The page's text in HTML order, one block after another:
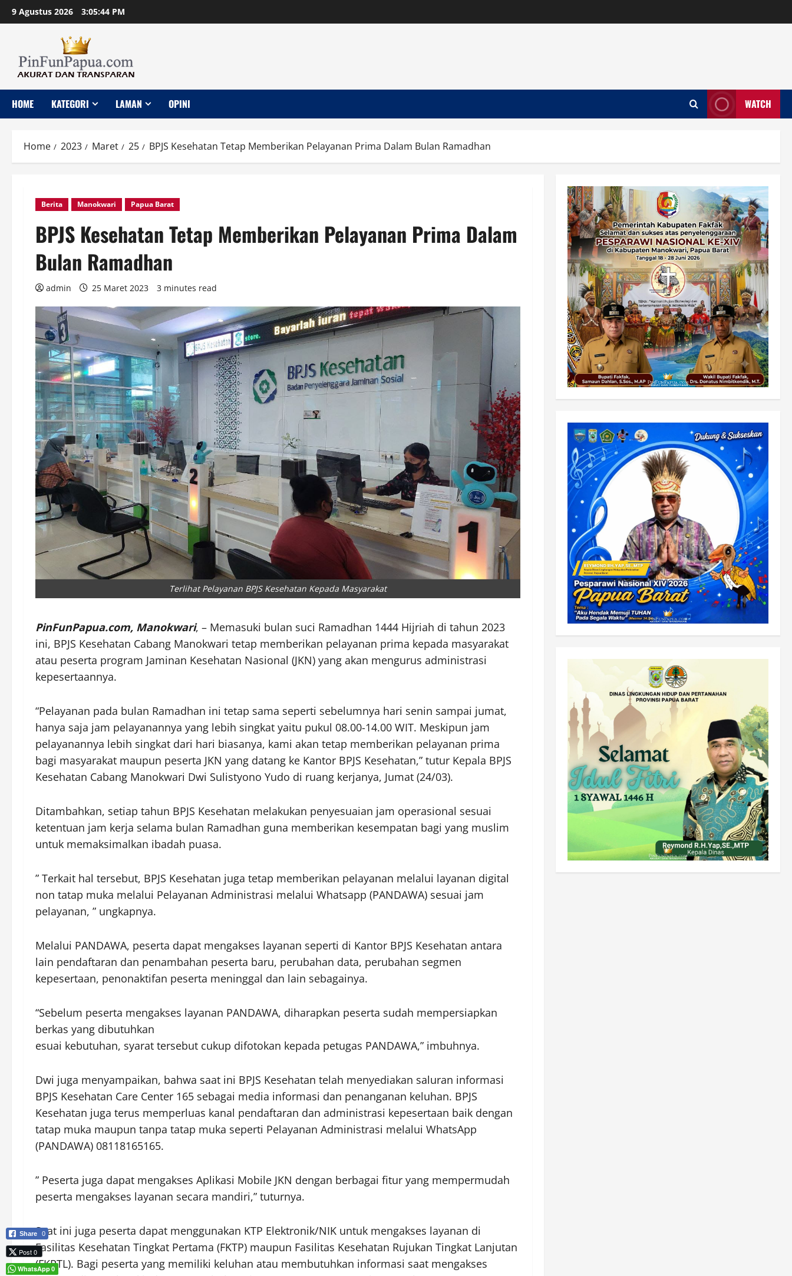
Skip
to
9 Agustus 2026 3:05:46 PM
HOME KATEGORI LAMAN OPINI WATCH
Home 2023 Maret 25 BPJS Kesehatan Tetap Memberikan Pelayanan Prima Dalam Bulan Ramadhan
Berita Manokwari Papua Barat
BPJS Kesehatan Tetap Memberikan Pelayanan Prima Dalam
Bulan Ramadhan
admin 25 Maret 2023 3 minutes read
Terlihat Pelayanan BPJS Kesehatan Kepada Masyarakat
PinFunPapua.com, Manokwari, – Memasuki bulan suci Ramadhan 1444 Hijriah di tahun 2023
ini, BPJS Kesehatan Cabang Manokwari tetap memberikan pelayanan prima kepada masyarakat
atau peserta program Jaminan Kesehatan Nasional (JKN) yang akan mengurus administrasi
kepesertaannya.
“Pelayanan pada bulan Ramadhan ini tetap sama seperti sebelumnya hari senin sampai jumat,
hanya saja jam pelayanannya yang lebih singkat yaitu pukul 08.00-14.00 WIT. Meskipun jam
pelayanannya lebih singkat dari hari biasanya, kami akan tetap memberikan pelayanan prima
bagi masyarakat maupun peserta JKN yang datang ke Kantor BPJS Kesehatan,” tutur Kepala BPJS
Kesehatan Cabang Manokwari Dwi Sulistyono Yudo di ruang kerjanya, Jumat (24/03).
Ditambahkan, setiap tahun BPJS Kesehatan melakukan penyesuaian jam operasional sesuai
ketentuan jam kerja selama bulan Ramadhan guna memberikan kesempatan bagi yang muslim
untuk memaksimalkan ibadah puasa.
” Terkait hal tersebut, BPJS Kesehatan juga tetap memberikan pelayanan melalui layanan digital
non tatap muka melalui Pelayanan Administrasi melalui Whatsapp (PANDAWA) sesuai jam
pelayanan, ” ungkapnya.
Melalui PANDAWA, peserta dapat mengakses layanan seperti di Kantor BPJS Kesehatan antara
lain pendaftaran dan penambahan peserta baru, perubahan data, perubahan segmen
kepesertaan, penonaktifan peserta meninggal dan lain sebagainya.
“Sebelum peserta mengakses layanan PANDAWA, diharapkan peserta sudah mempersiapkan
berkas yang dibutuhkan
esuai kebutuhan, syarat tersebut cukup difotokan kepada petugas PANDAWA,” imbuhnya.
Dwi juga menyampaikan, bahwa saat ini BPJS Kesehatan telah menyediakan saluran informasi
BPJS Kesehatan Care Center 165 sebagai media informasi dan penanganan keluhan. BPJS
Kesehatan juga terus memperluas kanal pendaftaran dan administrasi kepesertaan baik dengan
tatap muka maupun tanpa tatap muka seperti Pelayanan Administrasi melalui WhatsApp
(PANDAWA) 08118165165.
” Peserta juga dapat mengakses Aplikasi Mobile JKN dengan berbagai fitur yang mempermudah
peserta mengakses layanan secara mandiri,” tuturnya.
Saat ini juga peserta dapat menggunakan KTP Elektronik/NIK untuk mengakses layanan di
Fasilitas Kesehatan Tingkat Pertama (FKTP) maupun Fasilitas Kesehatan Rujukan Tingkat Lanjutan
(FKRTL). Bagi peserta yang memiliki keluhan atau membutuhkan informasi saat mengakses
Share 0
Post 0
WhatsApp0